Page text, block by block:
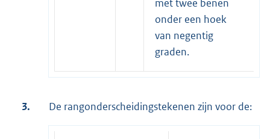
met twee benen
onder een hoek
van negentig
graden.
3. De rangonderscheidingstekenen zijn voor de: